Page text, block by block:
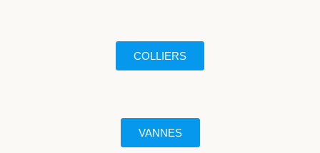
COLLIERS
VANNES